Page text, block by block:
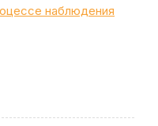
наблюдения